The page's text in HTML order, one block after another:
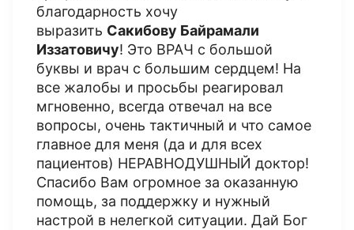
благодарность хочу
выразить Сакибову Байрамали
Иззатовичу! Это ВРАЧ с большой
буквы и врач с большим сердцем! На
все жалобы и просьбы реагировал
мгновенно, всегда отвечал на все
вопросы, очень тактичный и что самое
главное для меня (да и для всех
пациентов) НЕРАВНОДУШНЫЙ доктор!
Спасибо Вам огромное за оказанную
помощь, за поддержку и нужный
настрой в нелегкой ситуации. Дай Бог